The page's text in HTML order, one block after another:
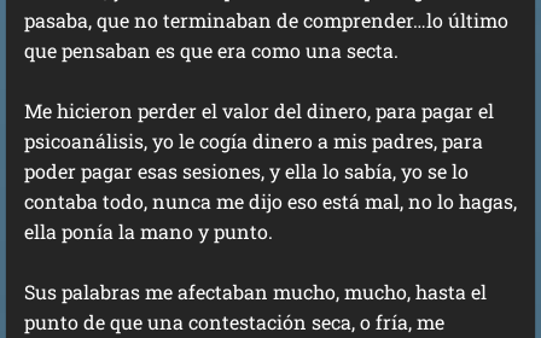
pasaba, que no terminaban de comprender…lo último
que pensaban es que era como una secta.
Me hicieron perder el valor del dinero, para pagar el
psicoanálisis, yo le cogía dinero a mis padres, para
poder pagar esas sesiones, y ella lo sabía, yo se lo
contaba todo, nunca me dijo eso está mal, no lo hagas,
ella ponía la mano y punto.
Sus palabras me afectaban mucho, mucho, hasta el
punto de que una contestación seca, o fría, me